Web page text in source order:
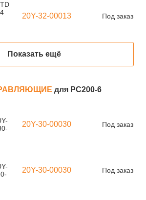
20Y-32-00013 Под заказ
Показать ещё
для PC200-6
20Y-30-00030 Под заказ
20Y-30-00030 Под заказ